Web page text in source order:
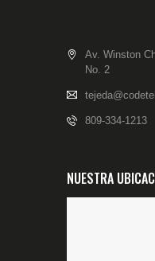
Av. Winston
No. 2
809-334-1213
NUESTRA